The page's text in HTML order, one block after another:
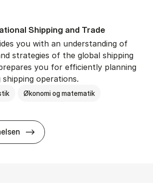
Ship­ping and Trade
you with an understanding of
strategies of the global shipping
you for efficiently planning
shipping operations.
Økonomi og matematik
BSc in In­ter­na­tion­al Ship­ping